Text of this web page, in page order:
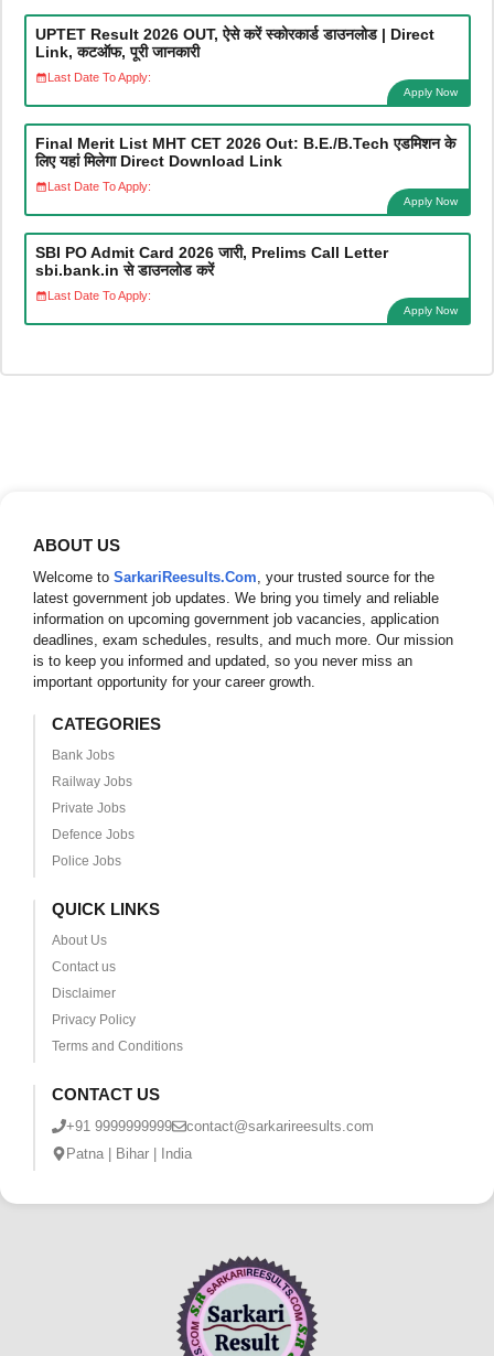
UPTET Result 2026 OUT, ऐसे करें स्कोरकार्ड डाउनलोड | Direct
Link, कटऑफ, पूरी जानकारी
Last Date To Apply:
Apply Now
Final Merit List MHT CET 2026 Out: B.E./B.Tech एडमिशन के
लिए यहां मिलेगा Direct Download Link
Last Date To Apply:
Apply Now
SBI PO Admit Card 2026 जारी, Prelims Call Letter
sbi.bank.in से डाउनलोड करें
Last Date To Apply:
Apply Now
ABOUT US
Welcome to SarkariReesults.Com, your trusted source for the
latest government job updates. We bring you timely and reliable
information on upcoming government job vacancies, application
deadlines, exam schedules, results, and much more. Our mission
is to keep you informed and updated, so you never miss an
important opportunity for your career growth.
CATEGORIES
Bank Jobs
Railway Jobs
Private Jobs
Defence Jobs
Police Jobs
QUICK LINKS
About Us
Contact us
Disclaimer
Privacy Policy
Terms and Conditions
CONTACT US
+91 9999999999
contact@sarkarireesults.com
Patna | Bihar | India